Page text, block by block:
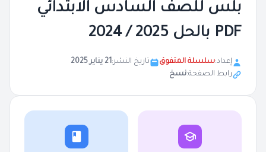
بلس للصف السادس الابتدائي
PDF بالحل 2025 / 2024
إعداد:سلسلة المتفوق تاريخ النشر:21 يناير 2025
رابط الصفحة:نسخ